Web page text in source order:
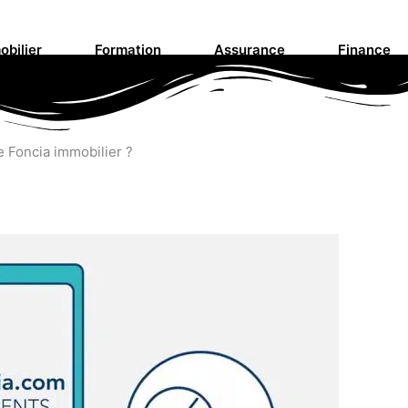
Formation Assurance Finance
Foncia immobilier ?